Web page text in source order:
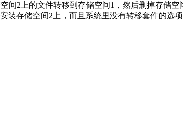
间2上的文件转移到存储空间1，然后删掉存储空
安装存储空间2上，而且系统里没有转移套件的选